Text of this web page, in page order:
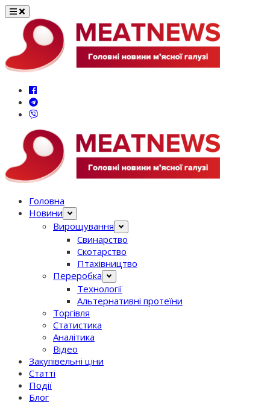
Перейти
вмісту
Головна
Новини
Вирощування
Свинарство
Скотарство
Птахівництво
Переробка
Технології
Альтернативні протеїни
Торгівля
Статистика
Аналітика
Відео
Закупівельні ціни
Статті
Події
Блог